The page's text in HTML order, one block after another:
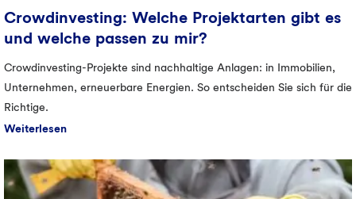
Crowd­investing: Welche Projekt­arten gibt es
und welche passen zu mir?
Crowdinvesting-Projekte sind nachhaltige Anlagen: in Immobilien,
Unternehmen, erneuerbare Energien. So entscheiden Sie sich für die
Richtige.
Weiterlesen